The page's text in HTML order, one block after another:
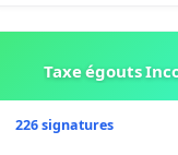
Taxe égouts
226 signatures